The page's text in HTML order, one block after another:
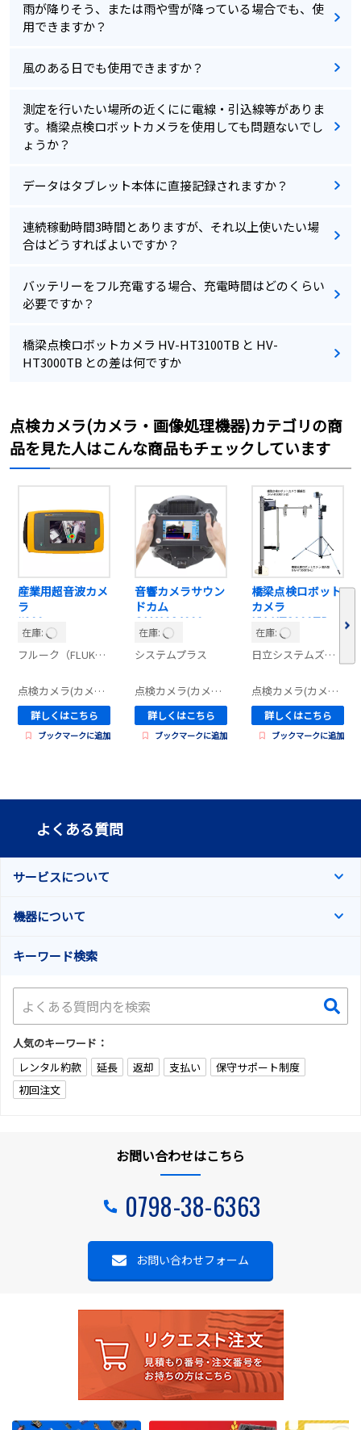
雨が降りそう、または雨や雪が降っている場合でも、使
用できますか？
風のある日でも使用できますか？
測定を行いたい場所の近くにに電線・引込線等がありま
す。橋梁点検ロボットカメラを使用しても問題ないでし
ょうか？
データはタブレット本体に直接記録されますか？
連続稼動時間3時間とありますが、それ以上使いたい場
合はどうすればよいですか？
バッテリーをフル充電する場合、充電時間はどのくらい
必要ですか？
橋梁点検ロボットカメラ HV-HT3100TB と HV-
HT3000TB との差は何ですか
点検カメラ(カメラ・画像処理機器)カテゴリの商
品を見た人はこんな商品もチェックしています
ートひび割れ試験機
産業用超音波カメ
ラ
ii900
在庫:
フルーク（FLUKE）
点検カメラ(カメラ・画像処理機器) ／ リークディテクター
詳しくはこちら
ブックマークに追加
音響カメラサウン
ドカム
CAM1034000
在庫:
システムプラス
点検カメラ(カメラ・画像処理機器)
詳しくはこちら
ブックマークに追加
橋梁点検ロボット
カメラ
HV-HT3000TB-
U/-D
在庫:
日立システムズエンジニアリングサービス
点検カメラ(カメラ・画像処理機器)
詳しくはこちら
ブックマークに追加
よくある質問
サービスについて
機器について
キーワード検索
人気のキーワード：
レンタル約款
延長 返却 支払い
保守サポート制度
初回注文
お問い合わせはこちら
0798-38-6363
お問い合わせフォーム